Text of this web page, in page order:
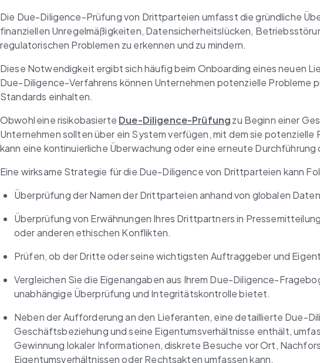
Die Due-Diligence-Prüfung von Drittparteien umfasst die gründliche
finanziellen Unregelmäßigkeiten, Datensicherheitslücken,
regulatorischen Problemen zu erkennen und zu mindern.
Diese Notwendigkeit ergibt sich häufig beim Onboarding eines neuen
Due-Diligence-Verfahrens können Unternehmen potenzielle
Standards einhalten.
Obwohl eine risikobasierte Due-Diligence-Prüfung zu Beginn einer
Unternehmen sollten über ein System verfügen, mit dem sie
kann eine kontinuierliche Überwachung oder eine erneute
Eine wirksame Strategie für die Due-Diligence von Drittparteien kann
Überprüfung der Namen der Drittparteien anhand von globalen
Überprüfung von Erwähnungen Ihres Drittpartners in
oder anderen ethischen Konflikten.
Prüfen, ob der Dritte oder seine wichtigsten Auftraggeber und
Vergleichen Sie die Eigenangaben aus Ihrem Due-Diligence-
unabhängige Überprüfung und Integritätskontrolle bietet.
Neben der Aufforderung an den Lieferanten, eine detaillierte Due-
Geschäftsbeziehung und seine Eigentumsverhältnisse enthält,
Gewinnung lokaler Informationen, diskrete Besuche vor Ort,
Eigentumsverhältnissen oder Rechtsakten umfassen kann.